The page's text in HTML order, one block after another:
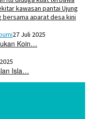
27 Juli 2025
Koin…
Isla…